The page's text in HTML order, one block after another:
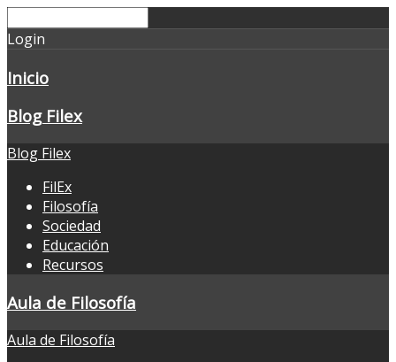
Login
Inicio
Blog Filex
Blog Filex
FilEx
Filosofía
Sociedad
Educación
Recursos
Aula de Filosofía
Aula de Filosofía